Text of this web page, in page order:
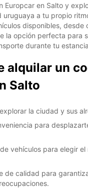
Europcar en Salto y
a tu propio
disponibles, desde
la opción perfecta para
durante tu
alquilar un
Salto
la ciudad y sus
para
vehículos para elegir
de calidad para